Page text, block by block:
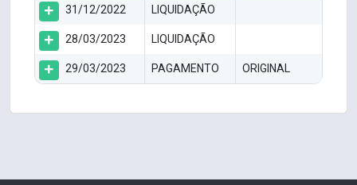
31/12/2022 LIQUIDAÇÃO
28/03/2023 LIQUIDAÇÃO
29/03/2023 PAGAMENTO ORIGINAL